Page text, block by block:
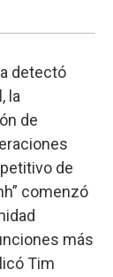
detectó
, la
de
de
comenzó
más
Tim